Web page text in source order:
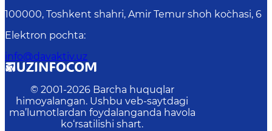
100000, Toshkent shahri, Amir Temur shoh ko`chasi, 6
Elektron pochta:
info@davaktiv.uz
© 2001-2026 Barcha huquqlar
himoyalangan. Ushbu veb-saytdagi
ma’lumotlardan foydalanganda havola
ko‘rsatilishi shart.